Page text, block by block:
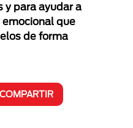
y para ayudar a
que
de forma
COMPARTIR